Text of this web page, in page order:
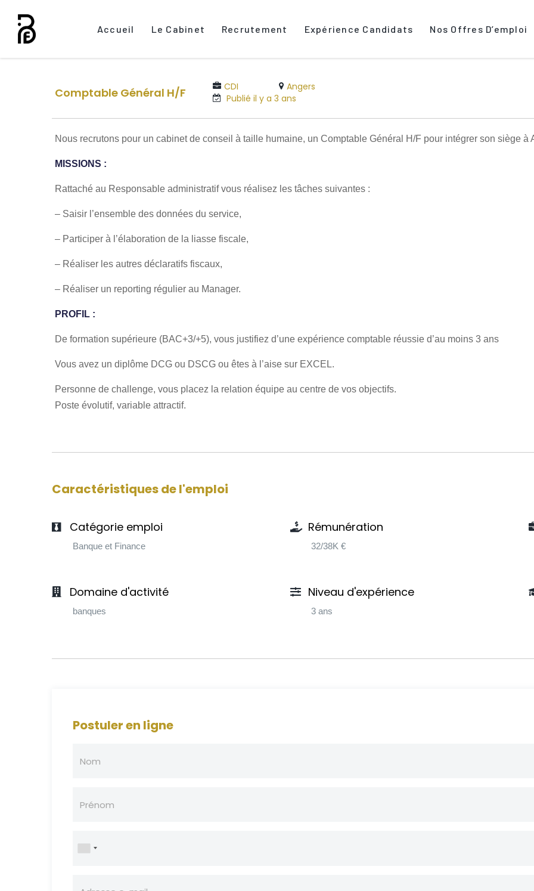
Accueil Le Cabinet Recrutement Expérience Candidats Nos Offres D’emploi
Comptable Général H/F CDI
Angers
Publié il y a 3 ans
Nous recrutons pour un cabinet de conseil à taille humaine, un Comptable Général H/F pour intégrer son siège à
MISSIONS :
Rattaché au Responsable administratif vous réalisez les tâches suivantes :
– Saisir l’ensemble des données du service,
– Participer à l’élaboration de la liasse fiscale,
– Réaliser les autres déclaratifs fiscaux,
– Réaliser un reporting régulier au Manager.
PROFIL :
De formation supérieure (BAC+3/+5), vous justifiez d’une expérience comptable réussie d’au moins 3 ans
Vous avez un diplôme DCG ou DSCG ou êtes à l’aise sur EXCEL.
Personne de challenge, vous placez la relation équipe au centre de vos objectifs.
Poste évolutif, variable attractif.
Caractéristiques de l'emploi
Catégorie emploi
Banque et Finance
Rémunération
32/38K €
Domaine d'activité
banques
Niveau d'expérience
3 ans
Postuler en ligne